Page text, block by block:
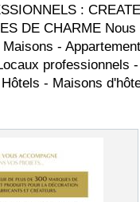
:
DE CHARME
-
professionnels
- Maisons